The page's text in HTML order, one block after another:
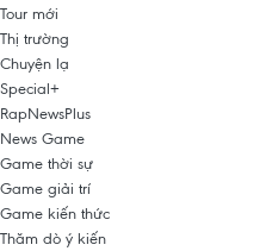
Tour mới
Thị trường
Chuyện lạ
Special+
RapNewsPlus
News Game
Game thời sự
Game giải trí
Game kiến thức
Thăm dò ý kiến